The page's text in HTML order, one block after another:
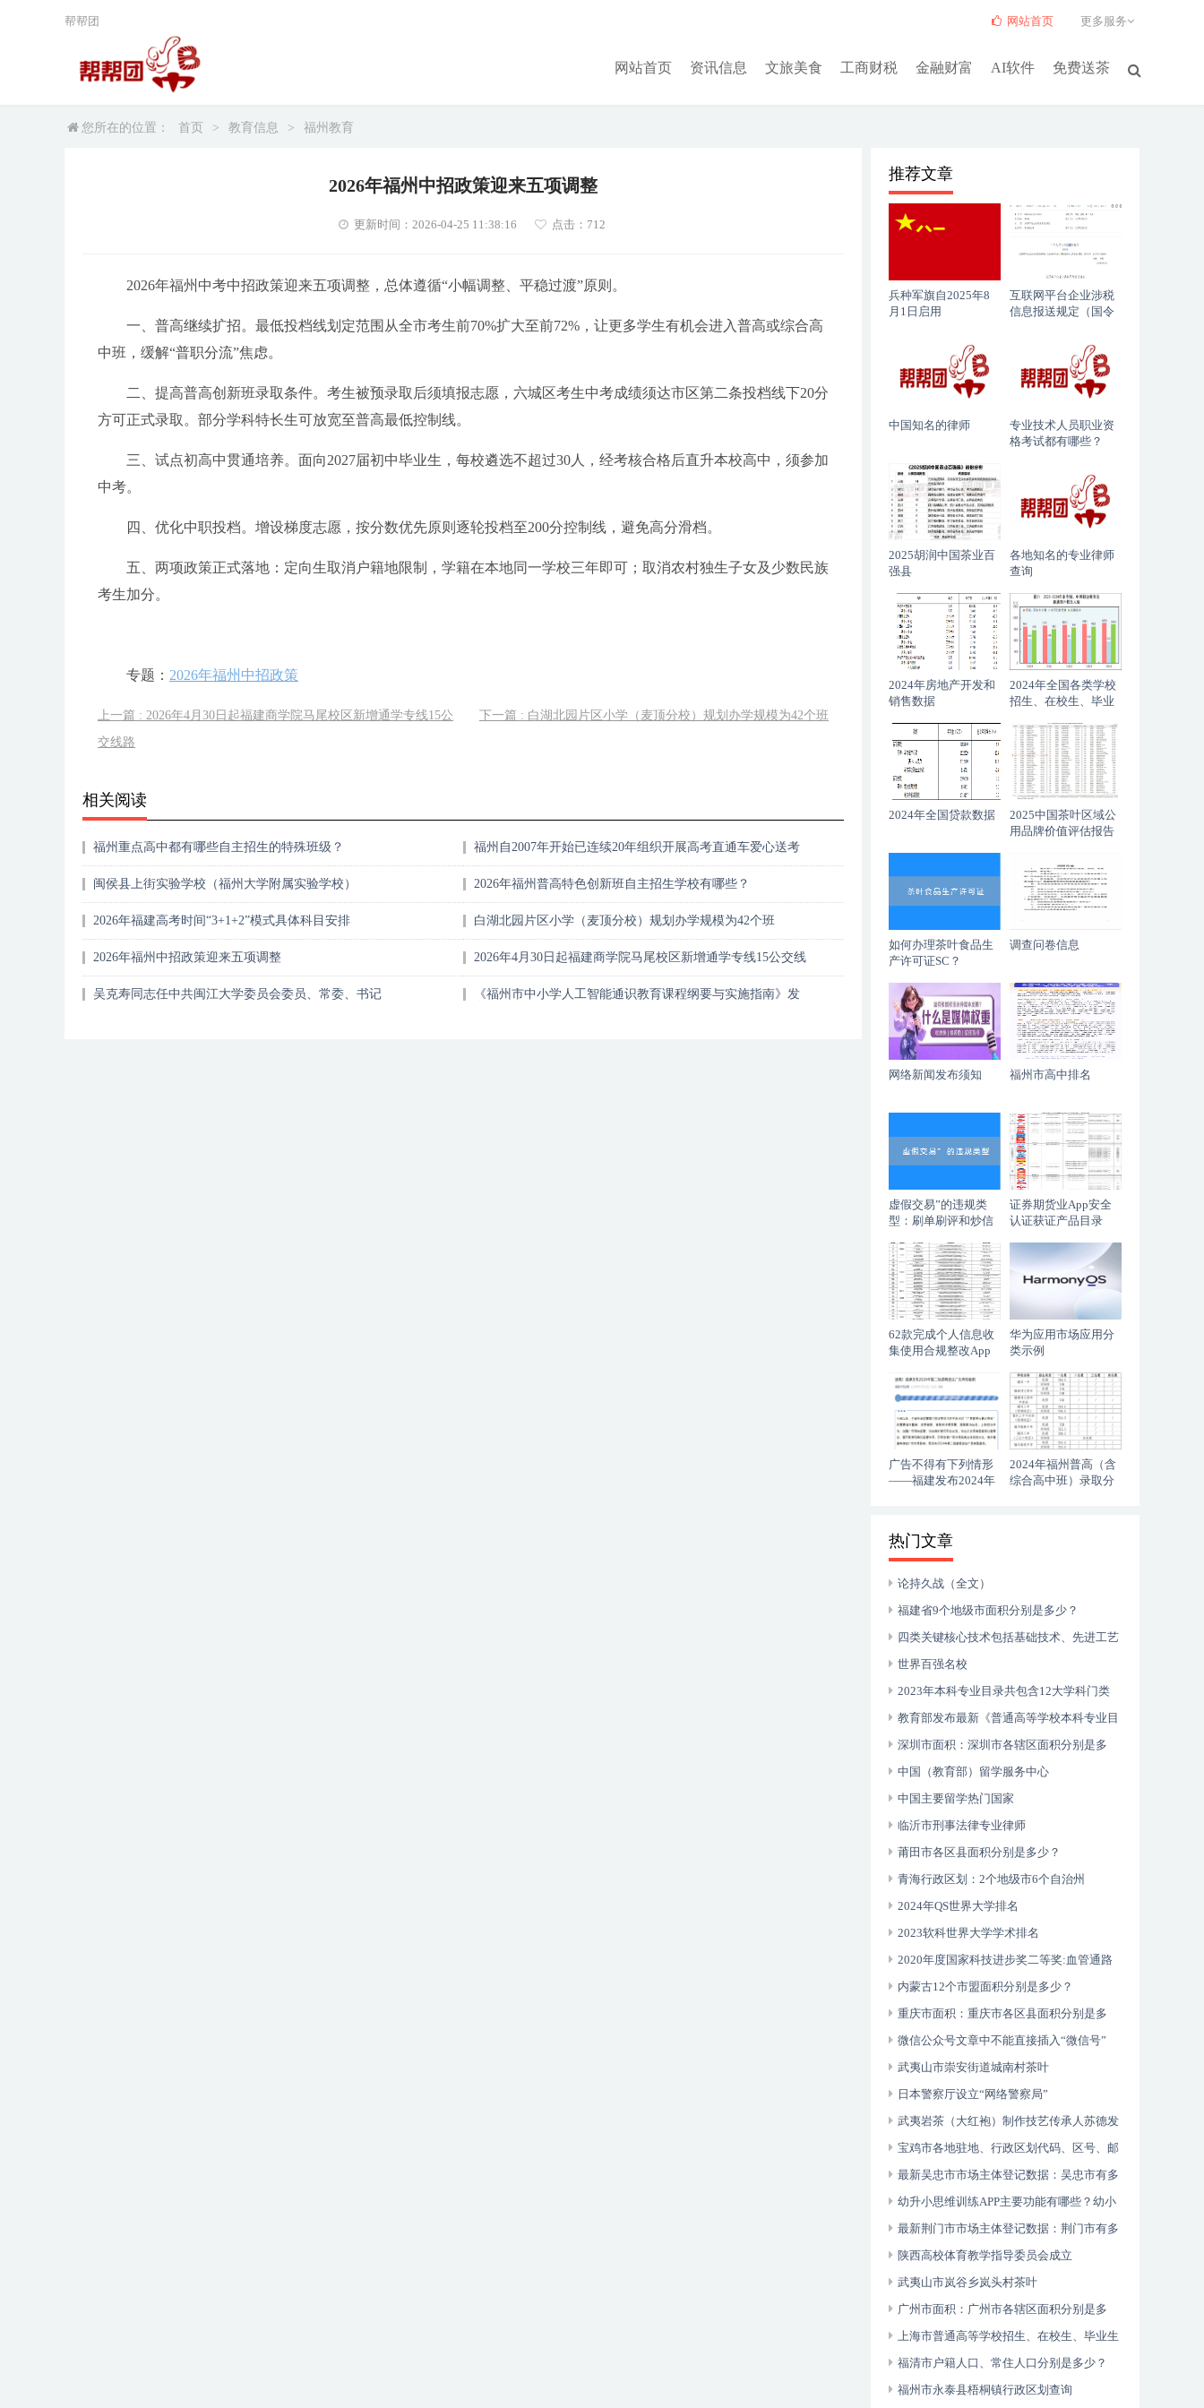
网站首页 资讯信息 文旅美食 工商财税 金融财富 AI软件 免费送茶
网站首页 更多服务
帮帮团
您所在的位置： 首页 > 教育信息 > 福州教育
2026年福州中招政策迎来五项调整
更新时间：2026-04-25 11:38:16 点击： 712
2026年福州中考中招政策迎来五项调整，总体遵循“小幅调整、平稳过渡”原则。
一、普高继续扩招。最低投档线划定范围从全市考生前70%扩大至前72%，让更多学生有机会进入普高或综合高
中班，缓解“普职分流”焦虑。
二、提高普高创新班录取条件。考生被预录取后须填报志愿，六城区考生中考成绩须达市区第二条投档线下20分
方可正式录取。部分学科特长生可放宽至普高最低控制线。
三、试点初高中贯通培养。面向2027届初中毕业生，每校遴选不超过30人，经考核合格后直升本校高中，须参加
中考。
四、优化中职投档。增设梯度志愿，按分数优先原则逐轮投档至200分控制线，避免高分滑档。
五、两项政策正式落地：定向生取消户籍地限制，学籍在本地同一学校三年即可；取消农村独生子女及少数民族
考生加分。
专题： 2026年福州中招政策
上一篇 : 2026年4月30日起福建商学院马尾校区新增通学专线15公
交线路
下一篇 : 白湖北园片区小学（麦顶分校）规划办学规模为42个班
相关阅读
福州重点高中都有哪些自主招生的特殊班级？
福州自2007年开始已连续20年组织开展高考直通车爱心送考
闽侯县上街实验学校（福州大学附属实验学校）
2026年福州普高特色创新班自主招生学校有哪些？
2026年福建高考时间“3+1+2”模式具体科目安排 白湖北园片区小学（麦顶分校）规划办学规模为42个班
2026年福州中招政策迎来五项调整
2026年4月30日起福建商学院马尾校区新增通学专线15公交线
吴克寿同志任中共闽江大学委员会委员、常委、书记
《福州市中小学人工智能通识教育课程纲要与实施指南》发
推荐文章
兵种军旗自2025年8
月1日启用
互联网平台企业涉税
信息报送规定（国令
中国知名的律师
专业技术人员职业资
格考试都有哪些？
2025胡润中国茶业百
强县
各地知名的专业律师
查询
2024年房地产开发和
销售数据
2024年全国各类学校
招生、在校生、毕业
2024年全国贷款数据
2025中国茶叶区域公
用品牌价值评估报告
如何办理茶叶食品生
产许可证SC？
调查问卷信息
网络新闻发布须知 福州市高中排名
虚假交易”的违规类
型：刷单刷评和炒信
证券期货业App安全
认证获证产品目录
62款完成个人信息收
集使用合规整改App
华为应用市场应用分
类示例
广告不得有下列情形
——福建发布2024年
2024年福州普高（含
综合高中班）录取分
热门文章
论持久战（全文）
福建省9个地级市面积分别是多少？
四类关键核心技术包括基础技术、先进工艺
技术、共性技术以及人工智能
世界百强名校
2023年本科专业目录共包含12大学科门类
93个专业类792种专业
教育部发布最新《普通高等学校本科专业目
录》
深圳市面积：深圳市各辖区面积分别是多
少？
中国（教育部）留学服务中心
中国主要留学热门国家
临沂市刑事法律专业律师
莆田市各区县面积分别是多少？
青海行政区划：2个地级市6个自治州
2024年QS世界大学排名
2023软科世界大学学术排名
2020年度国家科技进步奖二等奖:血管通路
数字诊疗关键技术体系建立及其临床应用
内蒙古12个市盟面积分别是多少？
重庆市面积：重庆市各区县面积分别是多
少？
微信公众号文章中不能直接插入“微信号”
武夷山市崇安街道城南村茶叶
日本警察厅设立“网络警察局”
武夷岩茶（大红袍）制作技艺传承人苏德发
宝鸡市各地驻地、行政区划代码、区号、邮
编、面积、人口
最新吴忠市市场主体登记数据：吴忠市有多
少市场主体？
幼升小思维训练APP主要功能有哪些？幼小
衔接数学逻辑思维游戏
最新荆门市市场主体登记数据：荆门市有多
少市场主体？
陕西高校体育教学指导委员会成立
武夷山市岚谷乡岚头村茶叶
广州市面积：广州市各辖区面积分别是多
少？
上海市普通高等学校招生、在校生、毕业生
人数？
福清市户籍人口、常住人口分别是多少？
福州市永泰县梧桐镇行政区划查询